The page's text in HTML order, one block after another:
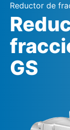
Soluciones
Descargas
Servicio
Europa
Asia y
Reductor de
GS